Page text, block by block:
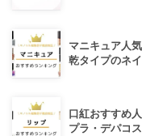
マニキュア人
乾タイプのネ
口紅おすすめ
プラ・デパコ